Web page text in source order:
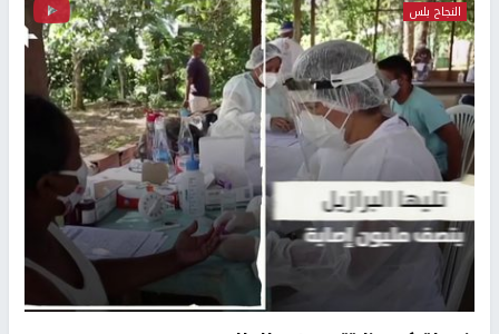
النجاح بلس